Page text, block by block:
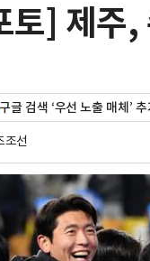
토] 제주,
구글 검색 ‘우선 노출 매체’
조선